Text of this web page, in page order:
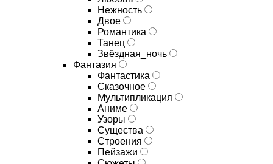
Нежность
Двое
Романтика
Танец
Звёздная_ночь
Фантазия
Фантастика
Сказочное
Мультипликация
Аниме
Узоры
Существа
Строения
Пейзажи